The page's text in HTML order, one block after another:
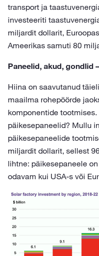
transport ja
investeeriti
miljardit dollarit,
Ameerikas samuti 80
Paneelid, akud, gondlid
Hiina on saavutanud
maailma rohepöörde
komponentide
päikesepaneelid? Mullu
päikesepaneelide
miljardit dollarit, sellest
lihtne: päikesepaneele
odavam kui USA-s või